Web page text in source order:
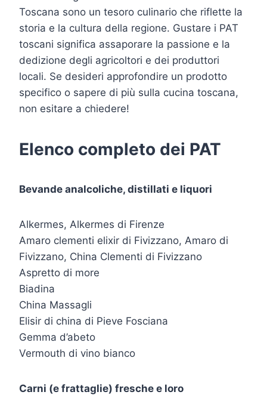
Toscana sono un tesoro culinario che riflette la
storia e la cultura della regione. Gustare i PAT
toscani significa assaporare la passione e la
dedizione degli agricoltori e dei produttori
locali. Se desideri approfondire un prodotto
specifico o sapere di più sulla cucina toscana,
non esitare a chiedere!
Elenco completo dei PAT
Bevande analcoliche, distillati e liquori
Alkermes, Alkermes di Firenze
Amaro clementi elixir di Fivizzano, Amaro di
Fivizzano, China Clementi di Fivizzano
Aspretto di more
Biadina
China Massagli
Elisir di china di Pieve Fosciana
Gemma d’abeto
Vermouth di vino bianco
Carni (e frattaglie) fresche e loro